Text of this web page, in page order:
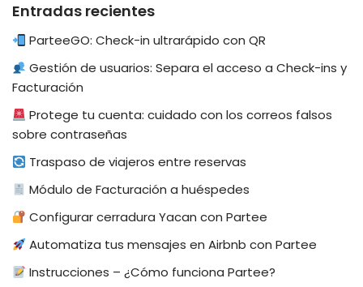
Entradas recientes
ParteeGO: Check-in ultrarápido con QR
Gestión de usuarios: Separa el acceso a Check-ins y
Facturación
Protege tu cuenta: cuidado con los correos falsos
sobre contraseñas
Traspaso de viajeros entre reservas
Módulo de Facturación a huéspedes
Configurar cerradura Yacan con Partee
Automatiza tus mensajes en Airbnb con Partee
Instrucciones – ¿Cómo funciona Partee?